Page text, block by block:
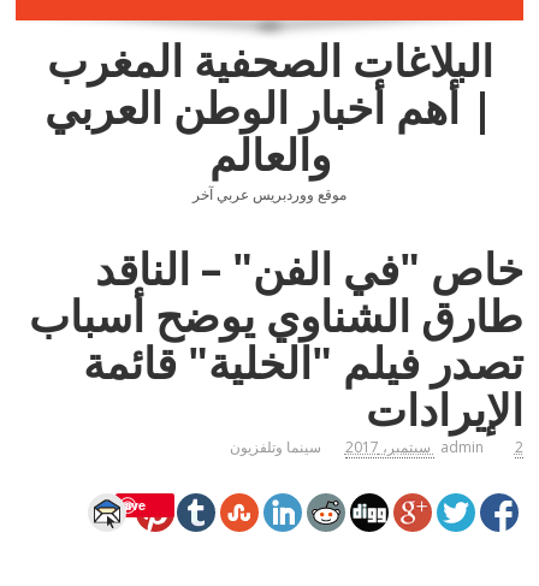
البلاغات الصحفية المغرب
| أهم أخبار الوطن العربي
والعالم
موقع ووردبريس عربي آخر
خاص "في الفن" – الناقد
طارق الشناوي يوضح أسباب
تصدر فيلم "الخلية" قائمة
الإيرادات
admin 2 سبتمبر، 2017 سينما وتلفزيون
Save